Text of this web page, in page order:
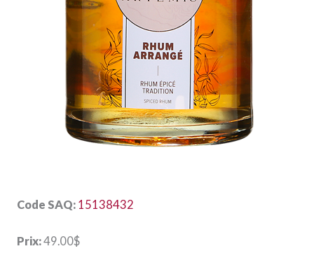
Code SAQ: 15138432
Prix:49.00$